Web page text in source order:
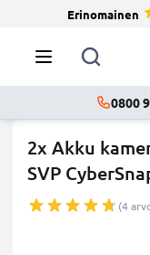
Erinomainen
0800
2x Akku
SVP
(4